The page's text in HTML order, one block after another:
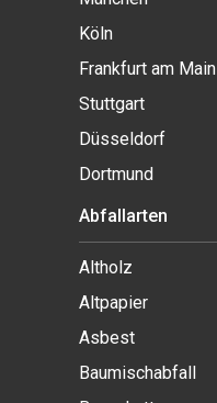
Köln
Frankfurt am Main
Stuttgart
Düsseldorf
Dortmund
Abfallarten
Altholz
Altpapier
Asbest
Baumischabfall